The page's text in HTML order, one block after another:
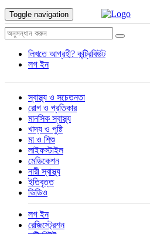
Toggle navigation
লিখতে আগ্রহী? কন্ট্রিবিউট
লগ ইন
স্বাস্থ্য ও সচেতনতা
রোগ ও প্রতিকার
মানসিক স্বাস্থ্য
খাদ্য ও পুষ্টি
মা ও শিশু
লাইফস্টাইল
মেডিকেশন
নারী স্বাস্থ্য
ইতিবৃত্ত
ভিডিও
লগ ইন
রেজিস্ট্রেশন